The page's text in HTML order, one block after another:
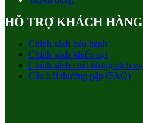
HỖ TRỢ KHÁCH HÀNG
Chính sách bảo hành
Chính sách khiếu nại
Chính sách chất lượng dịch vụ
Câu hỏi thường gặp (FAQ)